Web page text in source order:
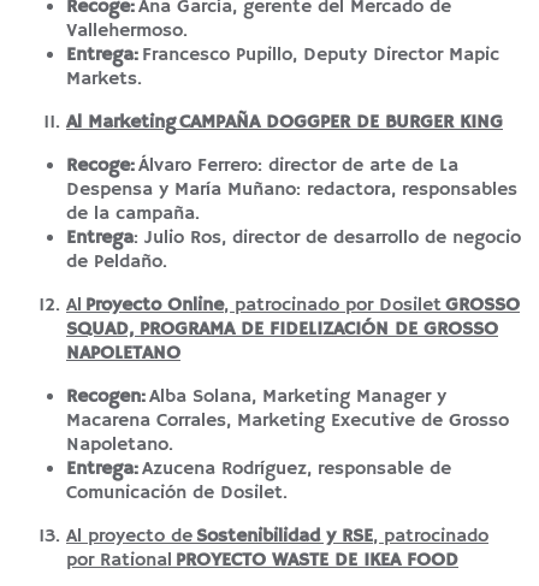
Recoge:Ana García, gerente del Mercado de
Vallehermoso.
Entrega: Francesco Pupillo, Deputy Director Mapic
Markets.
Al MarketingCAMPAÑA DOGGPER DE BURGER KING
Recoge:Álvaro Ferrero: director de arte de La
Despensa y María Muñano: redactora, responsables
de la campaña.
Entrega: Julio Ros, director de desarrollo de negocio
de Peldaño.
AlProyecto Online, patrocinado por DosiletGROSSO
SQUAD, PROGRAMA DE FIDELIZACIÓN DE GROSSO
NAPOLETANO
Recogen:Alba Solana, Marketing Manager y
Macarena Corrales, Marketing Executive de Grosso
Napoletano.
Entrega:Azucena Rodríguez, responsable de
Comunicación de Dosilet.
Al proyecto deSostenibilidad y RSE, patrocinado
por RationalPROYECTO WASTE DE IKEA FOOD